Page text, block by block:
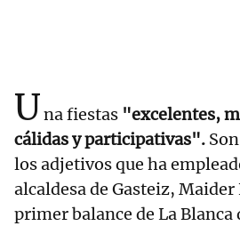
Una fiestas "excelentes,
cálidas y participativas".
los adjetivos que ha
alcaldesa de Gasteiz,
primer balance de La Blanca